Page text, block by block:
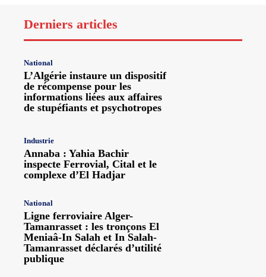
Derniers articles
National
L’Algérie instaure un dispositif
de récompense pour les
informations liées aux affaires
de stupéfiants et psychotropes
Industrie
Annaba : Yahia Bachir
inspecte Ferrovial, Cital et le
complexe d’El Hadjar
National
Ligne ferroviaire Alger-
Tamanrasset : les tronçons El
Meniaâ-In Salah et In Salah-
Tamanrasset déclarés d’utilité
publique